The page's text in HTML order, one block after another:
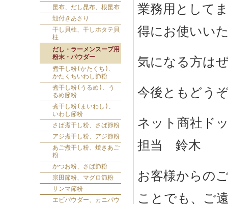
昆布、だし昆布、根昆布
殻付きあさり
干し貝柱、干しホタテ貝
柱
だし・ラーメンスープ用
粉末・パウダー
煮干し粉(かたくち)、
かたくちいわし節粉
煮干し粉(うるめ)、う
るめ節粉
煮干し粉(まいわし)、
いわし節粉
さば煮干し粉、さば節粉
アジ煮干し粉、アジ節粉
あご煮干し粉、焼きあご
粉
かつお粉、さば節粉
宗田節粉、マグロ節粉
サンマ節粉
エビパウダー、カニパウ
業務用として
得にお使いい
気になる方は
今後ともどう
ネット商社ド
担当 鈴木
お客様からの
ことでも、ご